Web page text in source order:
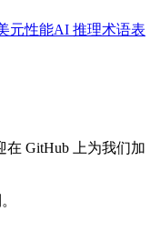
元性能AI 推理术语表
GitHub 上为我们加